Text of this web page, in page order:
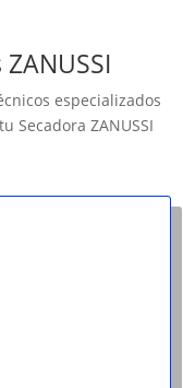
especializados
Secadora ZANUSSI